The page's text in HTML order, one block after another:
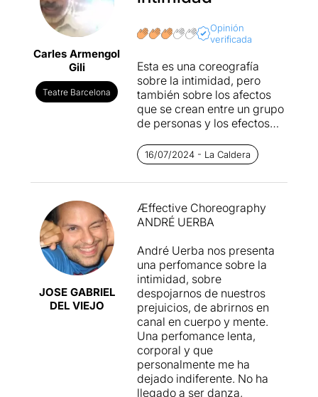
Carles Armengol
Gili
Teatre Barcelona
Opinión
verificada
Esta es una coreografía
sobre la intimidad, pero
también sobre los afectos
que se crean entre un grupo
de personas y los efectos
miran.AEffective
Choreographyes una pieza
del portuguésAndré Uerba
través del cuerpo y de la
palabra. Los siete
una exploración personal
muy sutil para pasar
después a deshacerse de
todo lo que los liga con su
proyección exterior. Se
desnudarán totalmente de
prejuicios y miradas
externas para mostrarnos su
yo más privado. Un yo que
conoceremos por fuera,
pero también por dentro… a
16/07/2024 - La Caldera
JOSE GABRIEL
DEL VIEJO
Æffective Choreography
ANDRÉ UERBA
André Uerba nos presenta
una perfomance sobre la
intimidad, sobre
despojarnos de nuestros
prejuicios, de abrirnos en
canal en cuerpo y mente.
Una perfomance lenta,
corporal y que
personalmente me ha
dejado indiferente. No ha
llegado a ser danza,